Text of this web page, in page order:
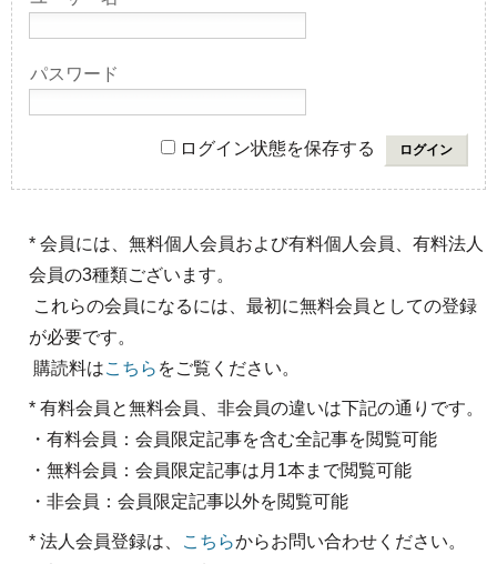
パスワード
ログイン状態を保存する
* 会員には、無料個人会員および有料個人会員、有料法人
会員の3種類ございます。
これらの会員になるには、最初に無料会員としての登録
が必要です。
購読料はこちら をご覧ください。
* 有料会員と無料会員、非会員の違いは下記の通りです。
・有料会員：会員限定記事を含む全記事を閲覧可能
・無料会員：会員限定記事は月1本まで閲覧可能
・非会員：会員限定記事以外を閲覧可能
* 法人会員登録は、 こちらからお問い合わせください。